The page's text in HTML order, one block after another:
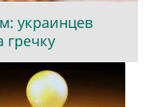
украинцев
гречку